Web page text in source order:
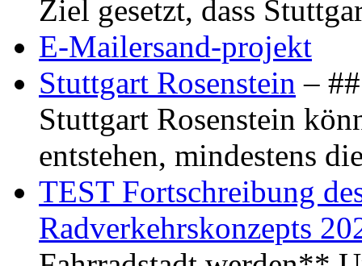
Ziel gesetzt, dass
E-Mailersand-projekt
Stuttgart Rosenstein –
Stuttgart Rosenstein
entstehen, mindestens
TEST Fortschreibung
Radverkehrskonzepts